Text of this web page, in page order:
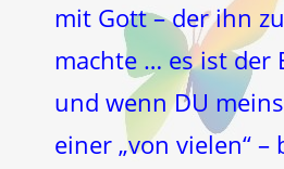
mit Gott – der ihn zu
machte … es ist der
und wenn DU
einer „von vielen“